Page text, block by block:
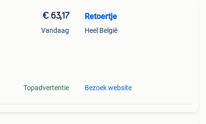
€ 63,17
Vandaag
Topadvertentie
Retoertje
Heel België
Bezoek website